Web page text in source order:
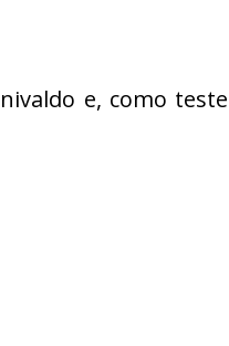
e, como